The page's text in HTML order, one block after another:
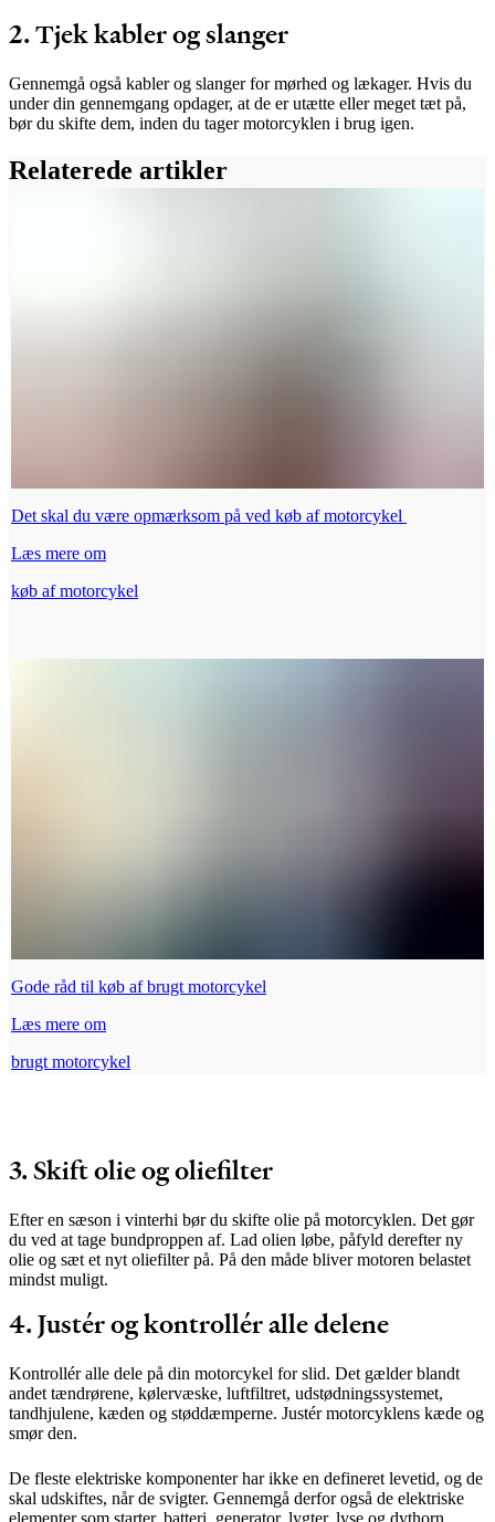
2. Tjek kabler og slanger
Gennemgå også kabler og slanger for mørhed og lækager. Hvis du
under din gennemgang opdager, at de er utætte eller meget tæt på,
bør du skifte dem, inden du tager motorcyklen i brug igen.
Relaterede artikler
Det skal du være opmærksom på ved køb af motorcykel
Læs mere om
køb af motorcykel
Gode råd til køb af brugt motorcykel
Læs mere om
brugt motorcykel
3. Skift olie og oliefilter
Efter en sæson i vinterhi bør du skifte olie på motorcyklen. Det gør
du ved at tage bundproppen af. Lad olien løbe, påfyld derefter ny
olie og sæt et nyt oliefilter på. På den måde bliver motoren belastet
mindst muligt.
4. Justér og kontrollér alle delene
Kontrollér alle dele på din motorcykel for slid. Det gælder blandt
andet tændrørene, kølervæske, luftfiltret, udstødningssystemet,
tandhjulene, kæden og støddæmperne. Justér motorcyklens kæde og
smør den.
De fleste elektriske komponenter har ikke en defineret levetid, og de
skal udskiftes, når de svigter. Gennemgå derfor også de elektriske
elementer som starter, batteri, generator, lygter, lyse og dythorn.